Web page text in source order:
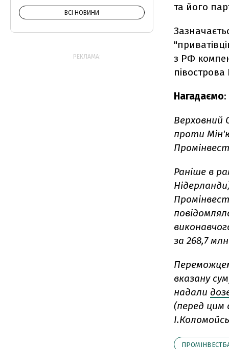
та його
з РФ
півострова
Нагадаємо:
Верховний
проти
Раніше в
за 268,7
вказану
надали
(перед цим
ВСІ НОВИНИ
РЕКЛАМА: